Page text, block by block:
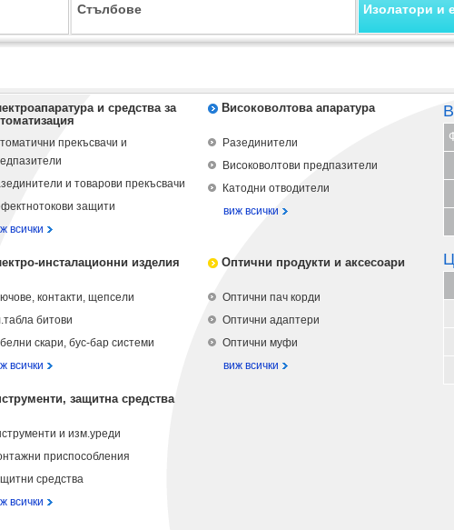
Стълбове Изолатори и
и средства за
прекъсвачи и
и товарови прекъсвачи
защити
всички
Високоволтова апаратура
Разединители
Високоволтови предпазители
Катодни отводители
виж всички
инсталационни изделия
контакти, щепсели
битови
скари, бус-бар системи
всички
Оптични продукти и аксесоари
Оптични пач корди
Оптични адаптери
Оптични муфи
виж всички
защитна средства
и изм.уреди
приспособления
средства
всички